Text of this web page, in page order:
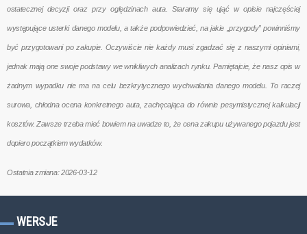
ostatecznej decyzji oraz przy oględzinach auta. Staramy się ująć w opisie najczęściej
występujące usterki danego modelu, a także podpowiedzieć, na jakie „przygody” powinniśmy
być przygotowani po zakupie. Oczywiście nie każdy musi zgadzać się z naszymi opiniami,
jednak mają one swoje podstawy we wnikliwych analizach rynku. Pamiętajcie, że nasz opis w
żadnym wypadku nie ma na celu bezkrytycznego wychwalania danego modelu. To raczej
surowa, chłodna ocena konkretnego auta, zachęcająca do równie pesymistycznej kalkulacji
kosztów. Zawsze trzeba mieć bowiem na uwadze to, że cena zakupu używanego pojazdu jest
dopiero początkiem wydatków.
Ostatnia zmiana: 2026-03-12
WERSJE